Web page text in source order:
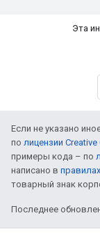
Эта
Если не указано
по лицензии
примеры кода – по
написано в
товарный знак
Последнее